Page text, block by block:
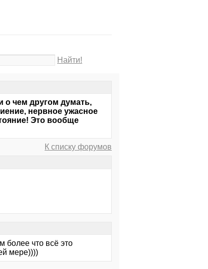
Найти!
о чем другом думать,
нервное ужасное
Это вообще
К списку форумов
более что всё это
мере))))